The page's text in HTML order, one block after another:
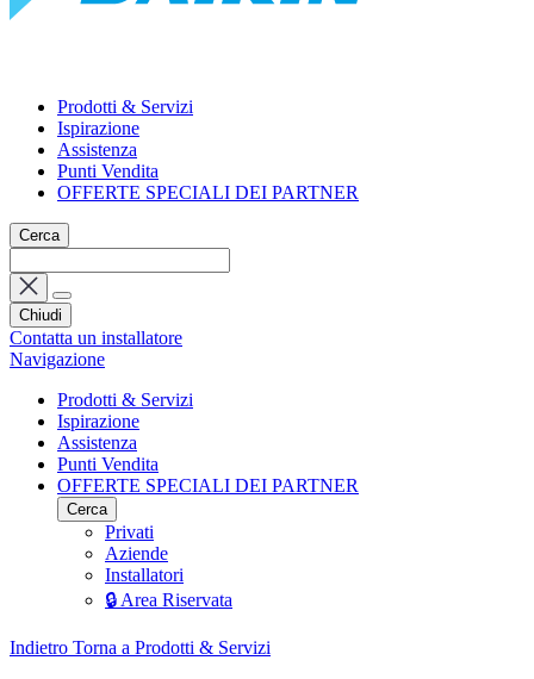
Prodotti & Servizi
Ispirazione
Assistenza
Punti Vendita
OFFERTE SPECIALI DEI PARTNER
Cerca
Chiudi
Contatta un installatore
Navigazione
Prodotti & Servizi
Ispirazione
Assistenza
Punti Vendita
OFFERTE SPECIALI DEI PARTNER
Cerca
Privati
Aziende
Installatori
🔒 Area Riservata
Indietro Torna a Prodotti & Servizi